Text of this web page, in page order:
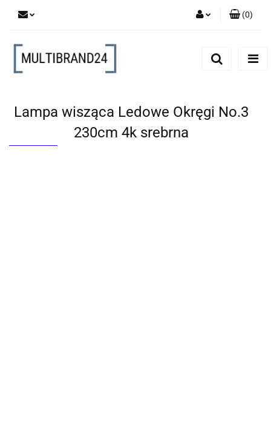
(0)
Lampa wisząca Ledowe Okręgi No.3
230cm 4k srebrna